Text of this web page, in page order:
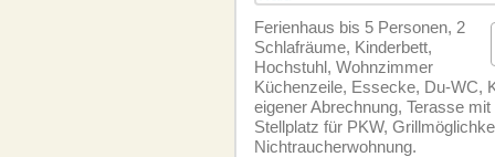
Ferienhaus bis 5 Personen, 2
Schlafräume, Kinderbett,
Hochstuhl, Wohnzimmer
Küchenzeile, Essecke, Du-WC,
eigener Abrechnung, Terasse
Stellplatz für PKW,
Nichtraucherwohnung.